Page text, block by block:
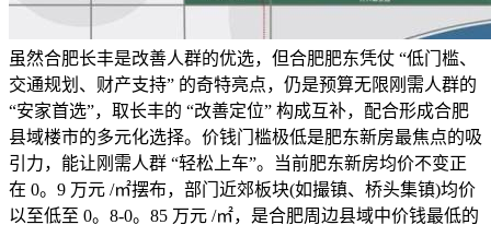
虽然合肥长丰是改善人群的优选，但合肥肥东凭仗 “低门槛、
交通规划、财产支持” 的奇特亮点，仍是预算无限刚需人群的
“安家首选”，取长丰的 “改善定位” 构成互补，配合形成合肥
县域楼市的多元化选择。价钱门槛极低是肥东新房最焦点的吸
引力，能让刚需人群 “轻松上车”。当前肥东新房均价不变正
在 0。9 万元 /㎡摆布，部门近郊板块(如撮镇、桥头集镇)均价
以至低至 0。8-0。85 万元 /㎡，是合肥周边县域中价钱最低的